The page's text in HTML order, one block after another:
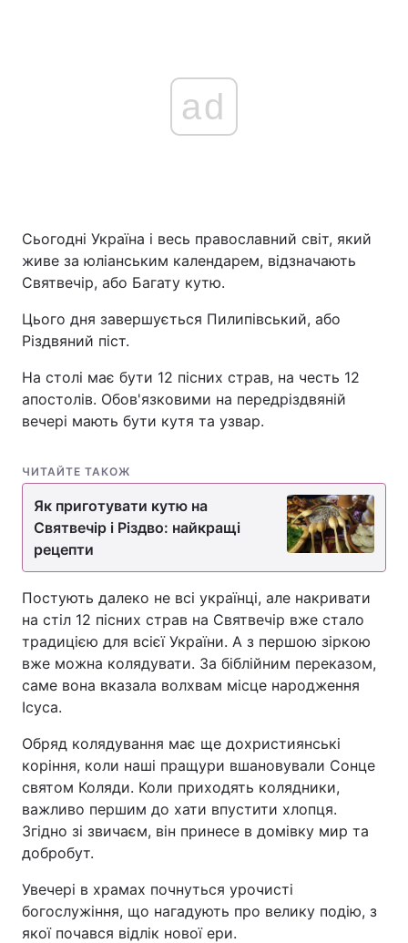
Головна Війна
Економіка Світ
Спорт Наука
Техно і зв'язок
Зброя
Здоров'я
Цікавинки Погода
Екологія Регіони
Інтерв'ю Думки
Архів Вакансії
Контакти
Послуги
ad
Сьогодні Україна і весь православний світ, який
живе за юліанським календарем, відзначають
Святвечір, або Багату кутю.
Цього дня завершується Пилипівський, або
Різдвяний піст.
На столі має бути 12 пісних страв, на честь 12
апостолів. Обов'язковими на передріздвяній
вечері мають бути кутя та узвар.
ЧИТАЙТЕ ТАКОЖ
Як приготувати кутю на
Святвечір і Різдво: найкращі
рецепти
Постують далеко не всі українці, але накривати
на стіл 12 пісних страв на Святвечір вже стало
традицією для всієї України. А з першою зіркою
вже можна колядувати. За біблійним переказом,
саме вона вказала волхвам місце народження
Ісуса.
Обряд колядування має ще дохристиянські
коріння, коли наші пращури вшановували Сонце
святом Коляди. Коли приходять колядники,
важливо першим до хати впустити хлопця.
Згідно зі звичаєм, він принесе в домівку мир та
добробут.
Увечері в храмах почнуться урочисті
богослужіння, що нагадують про велику подію, з
якої почався відлік нової ери.